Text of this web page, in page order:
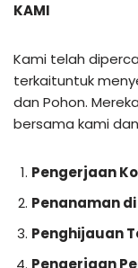
KAMI
Kami telah
terkaituntuk
dan Pohon.
bersama kami
Pengerjaan
Penanaman di
Penghijauan